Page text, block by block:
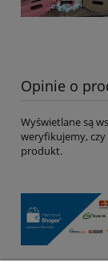
Opinie o
Wyświetlane są
weryfikujemy,
produkt.